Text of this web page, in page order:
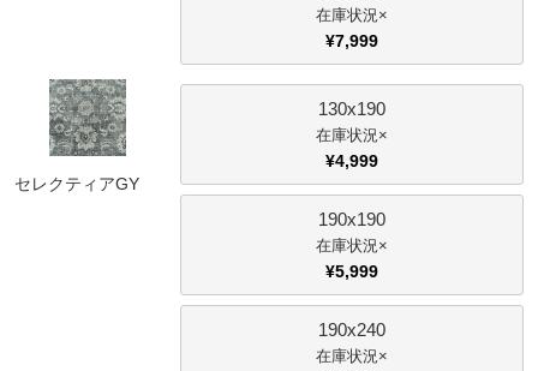
生活用品
×
¥7,999
セレクティアGY
130x190
×
¥4,999
190x190
×
¥5,999
190x240
×